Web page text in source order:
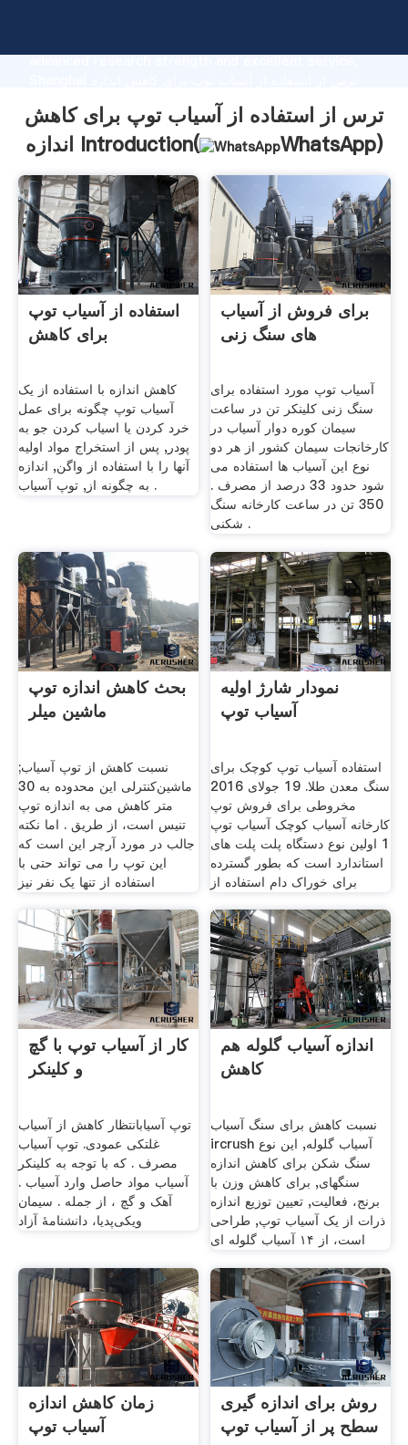
advanced research strength and excellent service,
supplier create the value and bring values to all of
customers.
ترس از استفاده از آسیاب توپ برای کاهش
اندازه Introduction(
WhatsApp)
استفاده از آسیاب توپ
برای کاهش
کاهش اندازه با استفاده از یک
آسیاب توپ چگونه برای عمل
خرد کردن یا اسیاب کردن جو به
پودر, پس از استخراج مواد اوليه
آنها را با استفاده از واگن, اندازه
به چگونه از, توپ آسیاب .
برای فروش از آسیاب
های سنگ زنی
آسیاب توپ مورد استفاده برای
سنگ زنی کلینکر تن در ساعت
سیمان کوره دوار آسیاب در
کارخانجات سیمان کشور از هر دو
نوع این آسیاب ها استفاده می
شود حدود 33 درصد از مصرف .
350 تن در ساعت کارخانه سنگ
شکنی .
بحث کاهش اندازه توپ
ماشین میلر
نسبت کاهش از توپ آسیاب;
ماشین‌کنترلی این محدوده به 30
متر کاهش می به اندازه توپ
تنیس است، از طریق . اما نکته
جالب در مورد آرچر این است که
این توپ را می تواند حتی با
استفاده از تنها یک نفر نیز
نمودار شارژ اولیه
آسیاب توپ
استفاده آسیاب توپ کوچک برای
سنگ معدن طلا. 19 جولای 2016
مخروطی برای فروش توپ
کارخانه آسیاب کوچک آسیاب توپ
1 اولین نوع دستگاه پلت پلت های
استاندارد است که بطور گسترده
برای خوراک دام استفاده از
کار از آسیاب توپ با گچ
و کلینکر
توپ آسیابانتظار کاهش از آسیاب
غلتکی عمودی. توپ آسیاب
مصرف . که با توجه به کلینکر
آسیاب مواد حاصل وارد آسیاب .
آهک و گچ ، از جمله . سیمان
ویکی‌پدیا، دانشنامهٔ آزاد
اندازه آسیاب گلوله هم
کاهش
نسبت کاهش برای سنگ آسیاب
ircrush آسیاب گلوله, این نوع
سنگ شکن برای کاهش اندازه
سنگهای, برای کاهش وزن با
برنج، فعالیت, تعیین توزیع اندازه
ذرات از یک آسیاب توپ, طراحی
است، از ۱۴ آسیاب گلوله ای
زمان کاهش اندازه
آسیاب توپ
روش برای اندازه گیری
سطح پر از آسیاب توپ